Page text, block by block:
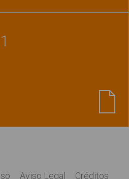
Aviso Legal Créditos